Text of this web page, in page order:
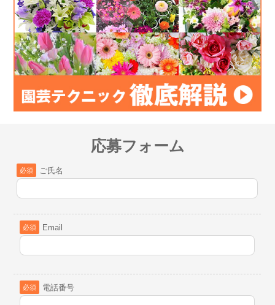
応募フォーム
必須 ご氏名
必須 Email
必須 電話番号